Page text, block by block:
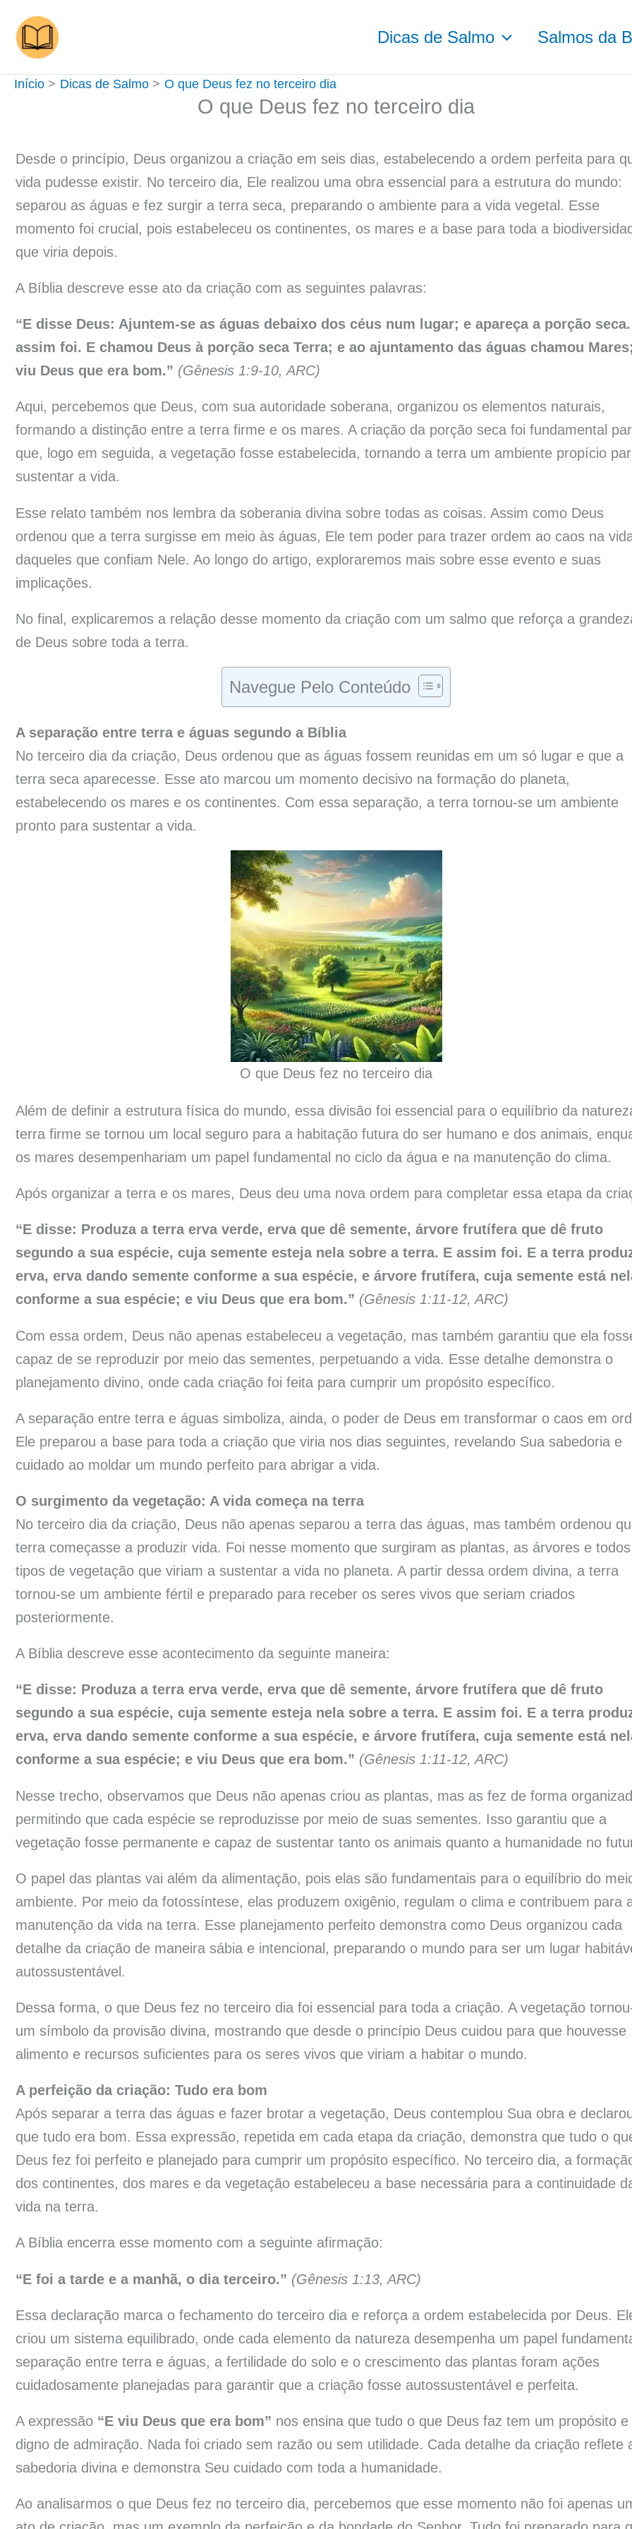
para
conteúdo
Dicas de Salmo Salmos da
Início Dicas de Salmo O que Deus fez no terceiro dia
O que Deus fez no terceiro dia
Desde o princípio, Deus organizou a criação em seis dias, estabelecendo a ordem perfeita para
vida pudesse existir. No terceiro dia, Ele realizou uma obra essencial para a estrutura do mundo:
separou as águas e fez surgir a terra seca, preparando o ambiente para a vida vegetal. Esse
momento foi crucial, pois estabeleceu os continentes, os mares e a base para toda a
que viria depois.
A Bíblia descreve esse ato da criação com as seguintes palavras:
“E disse Deus: Ajuntem-se as águas debaixo dos céus num lugar; e apareça a porção
assim foi. E chamou Deus à porção seca Terra; e ao ajuntamento das águas chamou
viu Deus que era bom.” (Gênesis 1:9-10, ARC)
Aqui, percebemos que Deus, com sua autoridade soberana, organizou os elementos naturais,
formando a distinção entre a terra firme e os mares. A criação da porção seca foi fundamental
que, logo em seguida, a vegetação fosse estabelecida, tornando a terra um ambiente propício
sustentar a vida.
Esse relato também nos lembra da soberania divina sobre todas as coisas. Assim como Deus
ordenou que a terra surgisse em meio às águas, Ele tem poder para trazer ordem ao caos na
daqueles que confiam Nele. Ao longo do artigo, exploraremos mais sobre esse evento e suas
implicações.
No final, explicaremos a relação desse momento da criação com um salmo que reforça a
de Deus sobre toda a terra.
Navegue Pelo Conteúdo
A separação entre terra e águas segundo a Bíblia
No terceiro dia da criação, Deus ordenou que as águas fossem reunidas em um só lugar e que a
terra seca aparecesse. Esse ato marcou um momento decisivo na formação do planeta,
estabelecendo os mares e os continentes. Com essa separação, a terra tornou-se um ambiente
pronto para sustentar a vida.
O que Deus fez no terceiro dia
Além de definir a estrutura física do mundo, essa divisão foi essencial para o equilíbrio da
terra firme se tornou um local seguro para a habitação futura do ser humano e dos animais,
os mares desempenhariam um papel fundamental no ciclo da água e na manutenção do clima.
Após organizar a terra e os mares, Deus deu uma nova ordem para completar essa etapa da
“E disse: Produza a terra erva verde, erva que dê semente, árvore frutífera que dê fruto
segundo a sua espécie, cuja semente esteja nela sobre a terra. E assim foi. E a terra
erva, erva dando semente conforme a sua espécie, e árvore frutífera, cuja semente está
conforme a sua espécie; e viu Deus que era bom.” (Gênesis 1:11-12, ARC)
Com essa ordem, Deus não apenas estabeleceu a vegetação, mas também garantiu que ela
capaz de se reproduzir por meio das sementes, perpetuando a vida. Esse detalhe demonstra o
planejamento divino, onde cada criação foi feita para cumprir um propósito específico.
A separação entre terra e águas simboliza, ainda, o poder de Deus em transformar o caos em
Ele preparou a base para toda a criação que viria nos dias seguintes, revelando Sua sabedoria e
cuidado ao moldar um mundo perfeito para abrigar a vida.
O surgimento da vegetação: A vida começa na terra
No terceiro dia da criação, Deus não apenas separou a terra das águas, mas também ordenou
terra começasse a produzir vida. Foi nesse momento que surgiram as plantas, as árvores e
tipos de vegetação que viriam a sustentar a vida no planeta. A partir dessa ordem divina, a terra
tornou-se um ambiente fértil e preparado para receber os seres vivos que seriam criados
posteriormente.
A Bíblia descreve esse acontecimento da seguinte maneira:
“E disse: Produza a terra erva verde, erva que dê semente, árvore frutífera que dê fruto
segundo a sua espécie, cuja semente esteja nela sobre a terra. E assim foi. E a terra
erva, erva dando semente conforme a sua espécie, e árvore frutífera, cuja semente está
conforme a sua espécie; e viu Deus que era bom.” (Gênesis 1:11-12, ARC)
Nesse trecho, observamos que Deus não apenas criou as plantas, mas as fez de forma
permitindo que cada espécie se reproduzisse por meio de suas sementes. Isso garantiu que a
vegetação fosse permanente e capaz de sustentar tanto os animais quanto a humanidade no
O papel das plantas vai além da alimentação, pois elas são fundamentais para o equilíbrio do
ambiente. Por meio da fotossíntese, elas produzem oxigênio, regulam o clima e contribuem para
manutenção da vida na terra. Esse planejamento perfeito demonstra como Deus organizou cada
detalhe da criação de maneira sábia e intencional, preparando o mundo para ser um lugar
autossustentável.
Dessa forma, o que Deus fez no terceiro dia foi essencial para toda a criação. A vegetação
um símbolo da provisão divina, mostrando que desde o princípio Deus cuidou para que houvesse
alimento e recursos suficientes para os seres vivos que viriam a habitar o mundo.
A perfeição da criação: Tudo era bom
Após separar a terra das águas e fazer brotar a vegetação, Deus contemplou Sua obra e
que tudo era bom. Essa expressão, repetida em cada etapa da criação, demonstra que tudo o
Deus fez foi perfeito e planejado para cumprir um propósito específico. No terceiro dia, a
dos continentes, dos mares e da vegetação estabeleceu a base necessária para a continuidade
vida na terra.
A Bíblia encerra esse momento com a seguinte afirmação:
“E foi a tarde e a manhã, o dia terceiro.” (Gênesis 1:13, ARC)
Essa declaração marca o fechamento do terceiro dia e reforça a ordem estabelecida por Deus.
criou um sistema equilibrado, onde cada elemento da natureza desempenha um papel
separação entre terra e águas, a fertilidade do solo e o crescimento das plantas foram ações
cuidadosamente planejadas para garantir que a criação fosse autossustentável e perfeita.
A expressão “E viu Deus que era bom” nos ensina que tudo o que Deus faz tem um propósito e
digno de admiração. Nada foi criado sem razão ou sem utilidade. Cada detalhe da criação reflete
sabedoria divina e demonstra Seu cuidado com toda a humanidade.
Ao analisarmos o que Deus fez no terceiro dia, percebemos que esse momento não foi apenas